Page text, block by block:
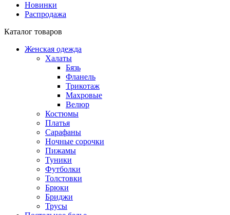
Новинки
Распродажа
Каталог товаров
Женская одежда
Халаты
Бязь
Фланель
Трикотаж
Махровые
Велюр
Костюмы
Платья
Сарафаны
Ночные сорочки
Пижамы
Туники
Футболки
Толстовки
Брюки
Бриджи
Трусы